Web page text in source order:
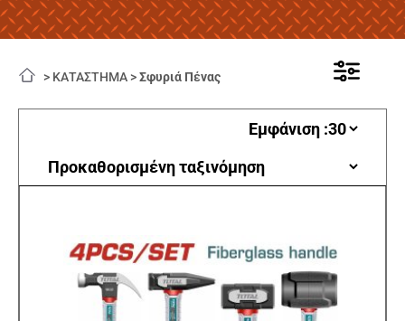
> ΚΑΤΑΣΤΗΜΑ >Σφυριά Πένας